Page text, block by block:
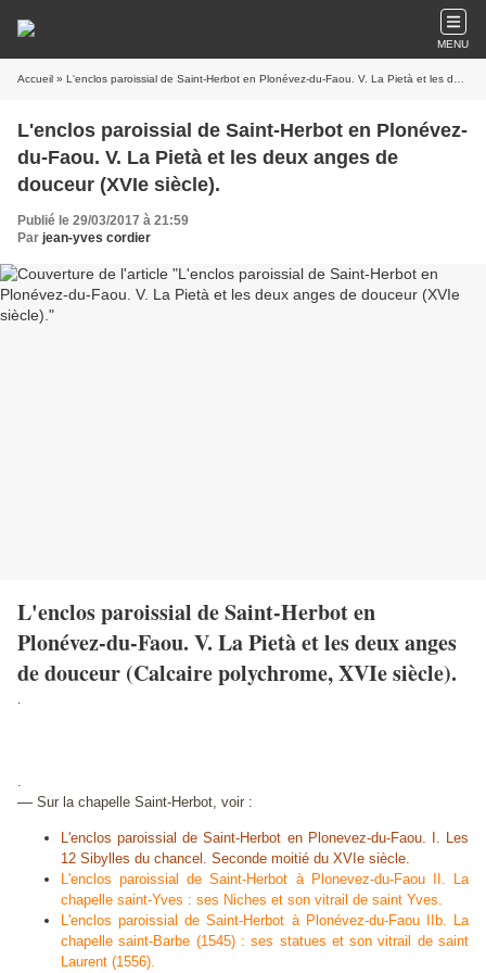
MENU
Accueil » L'enclos paroissial de Saint-Herbot en Plonévez-du-Faou. V. La Pietà et les deux anges de douceur (XVIe siècle).
L'enclos paroissial de Saint-Herbot en Plonévez-
du-Faou. V. La Pietà et les deux anges de
douceur (XVIe siècle).
Publié le 29/03/2017 à 21:59
Par jean-yves cordier
L'enclos paroissial de Saint-Herbot en
Plonévez-du-Faou. V. La Pietà et les deux anges
de douceur (Calcaire polychrome, XVIe siècle).
.
.
— Sur la chapelle Saint-Herbot, voir :
L'enclos paroissial de Saint-Herbot en Plonevez-du-Faou. I. Les
12 Sibylles du chancel. Seconde moitié du XVIe siècle.
L'enclos paroissial de Saint-Herbot à Plonevez-du-Faou II. La
chapelle saint-Yves : ses Niches et son vitrail de saint Yves.
L'enclos paroissial de Saint-Herbot à Plonévez-du-Faou IIb. La
chapelle saint-Barbe (1545) : ses statues et son vitrail de saint
Laurent (1556).